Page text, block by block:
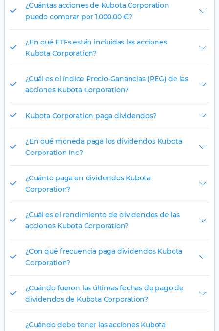
¿Cuántas acciones de Kubota Corporation
puedo comprar por 1.000,00 €?
¿En qué ETFs están incluidas las acciones
Kubota Corporation?
¿Cuál es el índice Precio-Ganancias (PEG) de las
acciones Kubota Corporation?
Kubota Corporation paga dividendos?
¿En qué moneda paga los dividendos Kubota
Corporation Inc?
¿Cuánto paga en dividendos Kubota
Corporation?
¿Cuál es el rendimiento de dividendos de las
acciones Kubota Corporation?
¿Con qué frecuencia paga dividendos Kubota
Corporation?
¿Cuándo fueron las últimas fechas de pago de
dividendos de Kubota Corporation?
¿Cuándo debo tener las acciones Kubota